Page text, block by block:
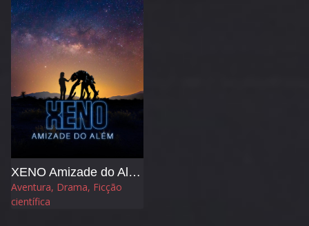
XENO Amizade do Além
Aventura, Drama, Ficção
científica